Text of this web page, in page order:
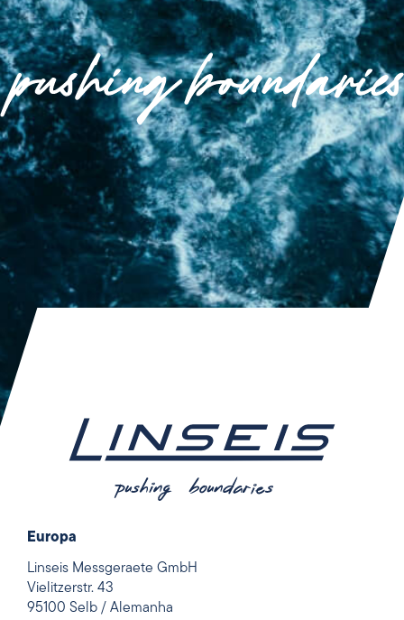
Europa
Linseis Messgeraete GmbH
Vielitzerstr. 43
95100 Selb / Alemanha